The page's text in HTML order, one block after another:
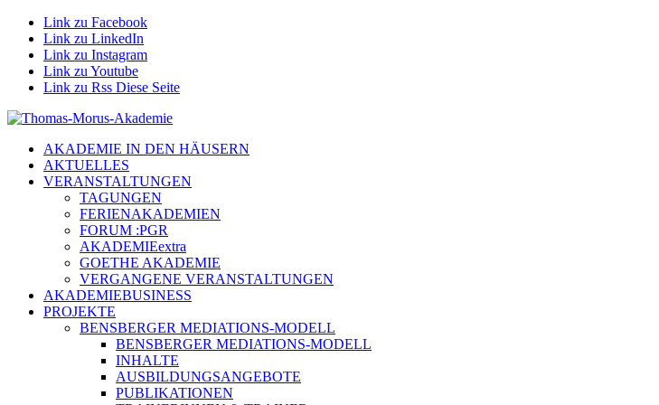
Link zu Facebook
Link zu LinkedIn
Link zu Instagram
Link zu Youtube
Link zu Rss Diese Seite
AKADEMIE IN DEN HÄUSERN
AKTUELLES
VERANSTALTUNGEN
TAGUNGEN
FERIENAKADEMIEN
FORUM :PGR
AKADEMIEextra
GOETHE AKADEMIE
VERGANGENE VERANSTALTUNGEN
AKADEMIEBUSINESS
PROJEKTE
BENSBERGER MEDIATIONS-MODELL
BENSBERGER MEDIATIONS-MODELL
INHALTE
AUSBILDUNGSANGEBOTE
PUBLIKATIONEN